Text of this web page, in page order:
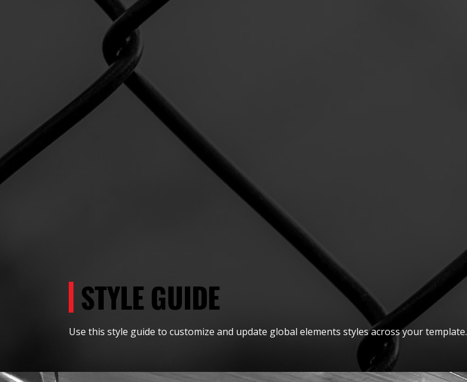
STYLE GUIDE
Use this style guide to customize and update global elements styles across your template.